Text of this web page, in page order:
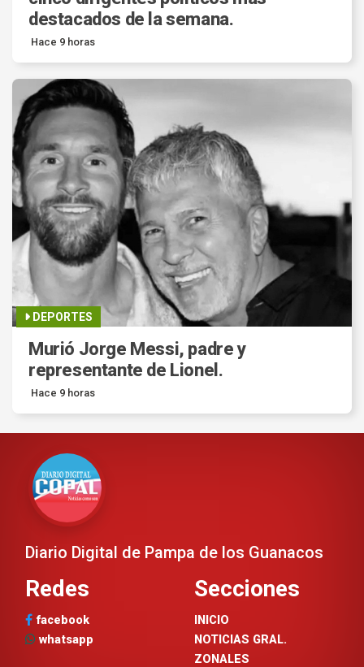
destacados de la semana.
Hace 9 horas
DEPORTES
Murió Jorge Messi, padre y
representante de Lionel.
Hace 9 horas
Diario Digital de Pampa de los Guanacos
Redes
facebook
whatsapp
Secciones
INICIO
NOTICIAS GRAL.
ZONALES